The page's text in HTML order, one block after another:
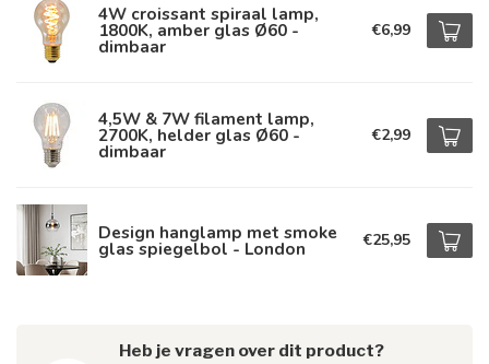
4W croissant spiraal lamp,
1800K, amber glas Ø60 -
dimbaar
€6,99
4,5W & 7W filament lamp,
2700K, helder glas Ø60 -
dimbaar
€2,99
Design hanglamp met smoke
glas spiegelbol - London €25,95
Heb je vragen over dit product?